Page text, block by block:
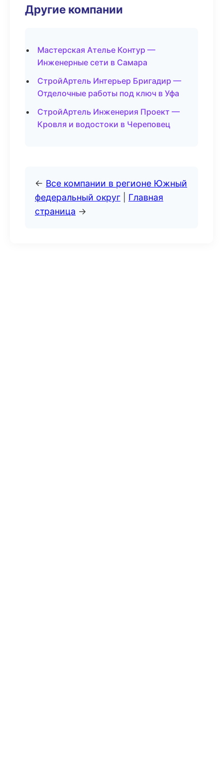
Другие компании
Мастерская Ателье Контур —
Инженерные сети в Самара
СтройАртель Интерьер Бригадир —
Отделочные работы под ключ в Уфа
СтройАртель Инженерия Проект —
Кровля и водостоки в Череповец
← Все компании в регионе Южный
федеральный округ
Главная
страница →